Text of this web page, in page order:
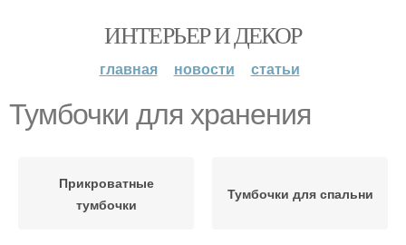
ИНТЕРЬЕР И ДЕКОР
главная новости статьи
Тумбочки для хранения
Прикроватные
тумбочки
Тумбочки для спальни